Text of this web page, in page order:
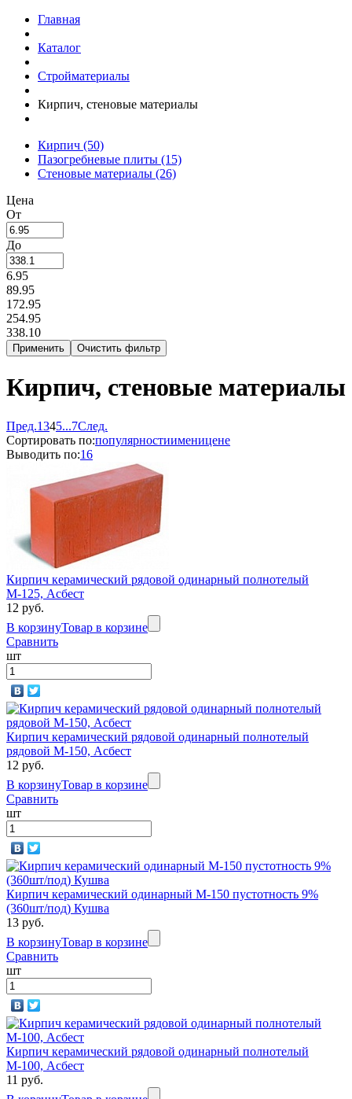
Главная
Каталог
Стройматериалы
Кирпич, стеновые материалы
Кирпич (50)
Пазогребневые плиты (15)
Стеновые материалы (26)
Цена
От
До
6.95
89.95
172.95
254.95
338.10
Кирпич, стеновые материалы
Пред.1345...7След.
Сортировать по:популярностиименицене
Выводить по:16
Кирпич керамический рядовой одинарный полнотелый
М-125, Асбест
12 руб.
В корзинуТовар в корзине
Сравнить
шт
Кирпич керамический рядовой одинарный полнотелый
рядовой М-150, Асбест
12 руб.
В корзинуТовар в корзине
Сравнить
шт
Кирпич керамический одинарный М-150 пустотность 9%
(360шт/под) Кушва
13 руб.
В корзинуТовар в корзине
Сравнить
шт
Кирпич керамический рядовой одинарный полнотелый
М-100, Асбест
11 руб.